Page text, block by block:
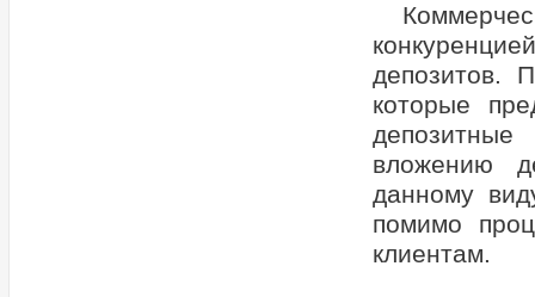
депозитов.
которые
вложению
данному
помимо
клиентам.